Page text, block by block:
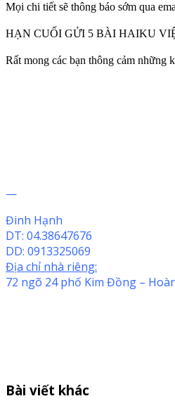
Mọi chi tiết sẽ thông báo sớm qua
HẠN CUỐI GỬI 5 BÀI HAIKU
Rất mong các bạn thông cảm những
—
Đinh Hạnh
DT: 04.38647676
DD: 0913325069
Địa chỉ nhà riêng:
72 ngõ 24 phố Kim Đồng –
Bài viết khác